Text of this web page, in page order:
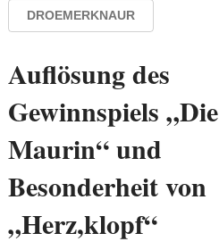
DROEMERKNAUR
Auflösung des
Gewinnspiels „Die
Maurin“ und
Besonderheit von
„Herz,klopf“